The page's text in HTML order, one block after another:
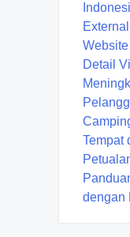
Detail
Tempat
dengan